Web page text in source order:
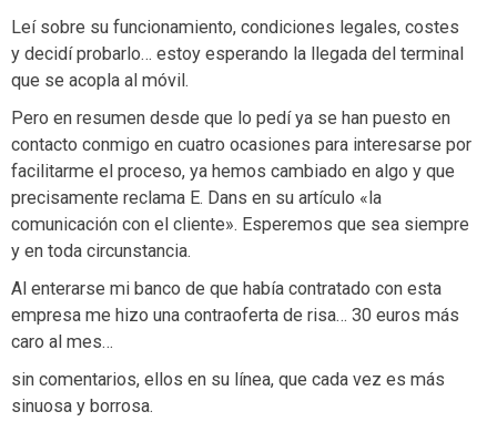
Leí sobre su funcionamiento, condiciones legales, costes
y decidí probarlo… estoy esperando la llegada del terminal
que se acopla al móvil.
Pero en resumen desde que lo pedí ya se han puesto en
contacto conmigo en cuatro ocasiones para interesarse por
facilitarme el proceso, ya hemos cambiado en algo y que
precisamente reclama E. Dans en su artículo «la
comunicación con el cliente». Esperemos que sea siempre
y en toda circunstancia.
Al enterarse mi banco de que había contratado con esta
empresa me hizo una contraoferta de risa… 30 euros más
caro al mes…
sin comentarios, ellos en su línea, que cada vez es más
sinuosa y borrosa.